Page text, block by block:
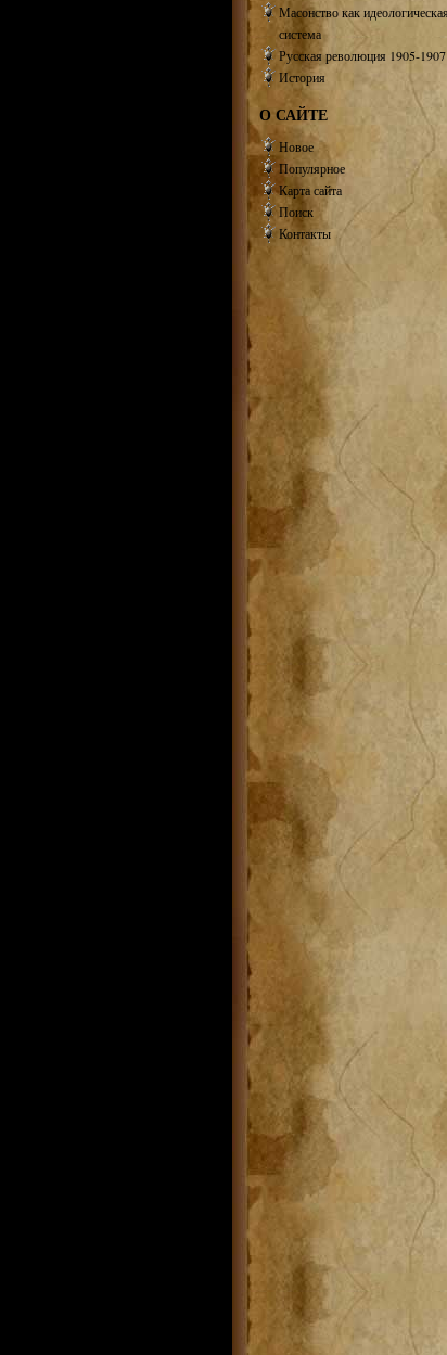
Масонство как
система
Русская революция 1905-1907
История
О САЙТЕ
Новое
Популярное
Карта сайта
Поиск
Контакты